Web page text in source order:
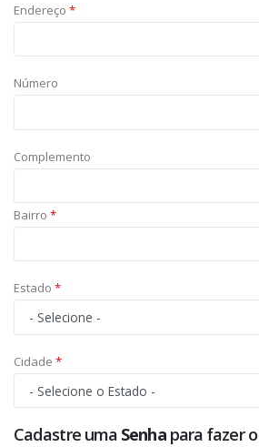
Endereço *
Número
Complemento
Bairro *
Estado *
Cidade *
Cadastre uma Senhapara fazer o